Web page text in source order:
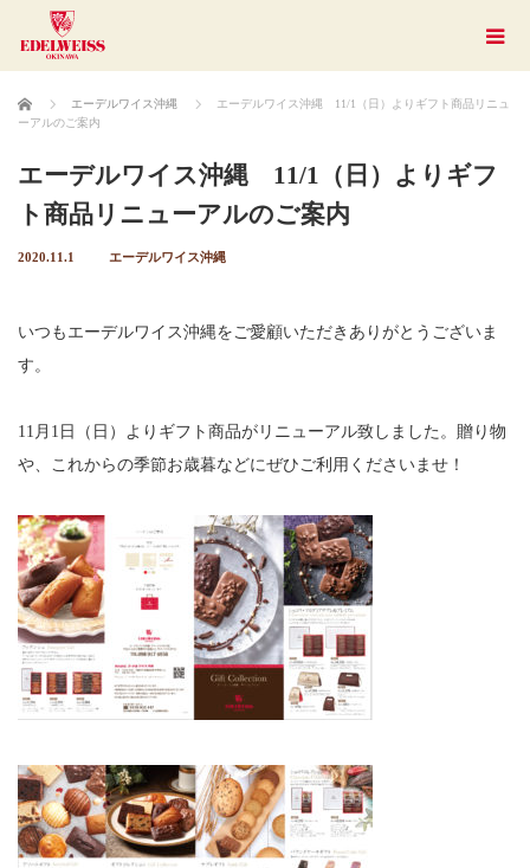
ホーム エーデルワイス沖縄
エーデルワイス沖縄 11/1（日）よりギフト商品リニュ
ーアルのご案内
エーデルワイス沖縄 11/1（日）よりギフ
ト商品リニューアルのご案内
2020.11.1 エーデルワイス沖縄
いつもエーデルワイス沖縄をご愛顧いただきありがとうございま
す。
11月1日（日）よりギフト商品がリニューアル致しました。贈り物
や、これからの季節お歳暮などにぜひご利用くださいませ！